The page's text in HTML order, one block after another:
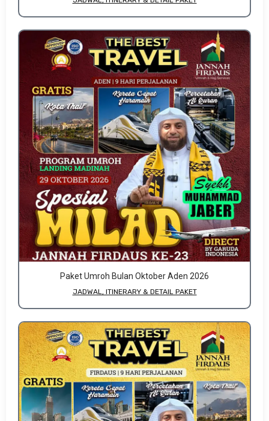
Paket Umroh Bulan Oktober Aden 2026
JADWAL, ITINERARY & DETAIL PAKET